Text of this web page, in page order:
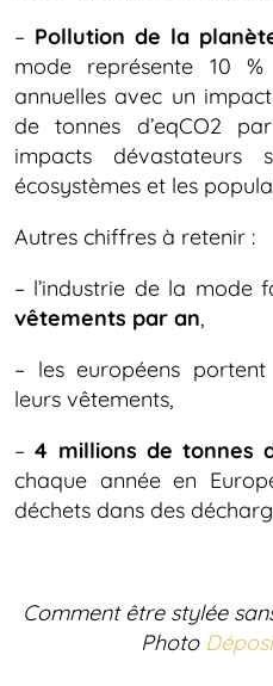
– Pollution de la
mode représente 10
annuelles avec un
de tonnes d’eqCO2
impacts dévastateurs
écosystèmes et les
Autres chiffres à retenir :
– l’industrie de la mode
vêtements par an,
– les européens
leurs vêtements,
–4 millions de tonnes
chaque année en
déchets dans des
Comment être stylée
Photo